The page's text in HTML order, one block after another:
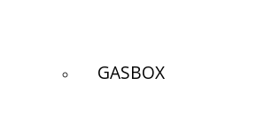
GASBOX